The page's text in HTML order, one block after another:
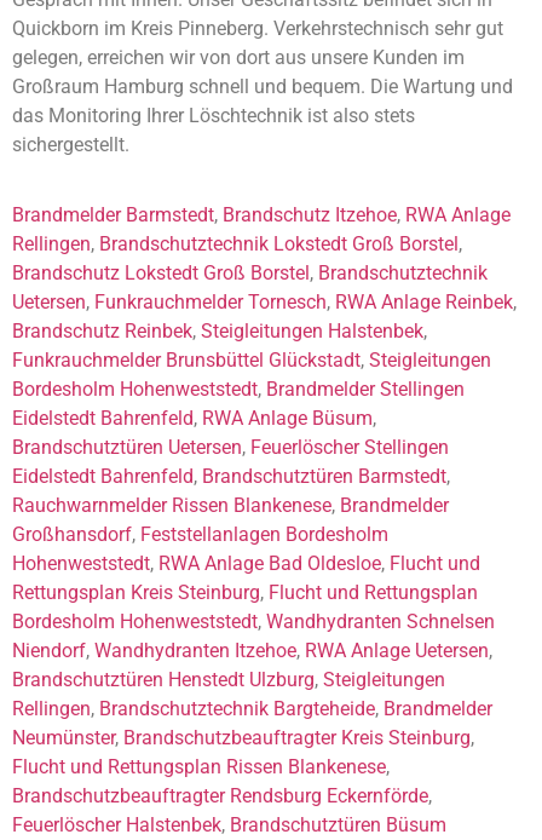
Quickborn im Kreis Pinneberg. Verkehrstechnisch sehr gut
gelegen, erreichen wir von dort aus unsere Kunden im
Großraum Hamburg schnell und bequem. Die Wartung und
das Monitoring Ihrer Löschtechnik ist also stets
sichergestellt.
Brandmelder Barmstedt, Brandschutz Itzehoe, RWA Anlage
Rellingen, Brandschutztechnik Lokstedt Groß Borstel,
Brandschutz Lokstedt Groß Borstel, Brandschutztechnik
Uetersen, Funkrauchmelder Tornesch, RWA Anlage Reinbek,
Brandschutz Reinbek, Steigleitungen Halstenbek,
Funkrauchmelder Brunsbüttel Glückstadt, Steigleitungen
Bordesholm Hohenweststedt, Brandmelder Stellingen
Eidelstedt Bahrenfeld, RWA Anlage Büsum,
Brandschutztüren Uetersen, Feuerlöscher Stellingen
Eidelstedt Bahrenfeld, Brandschutztüren Barmstedt,
Rauchwarnmelder Rissen Blankenese, Brandmelder
Großhansdorf, Feststellanlagen Bordesholm
Hohenweststedt, RWA Anlage Bad Oldesloe, Flucht und
Rettungsplan Kreis Steinburg, Flucht und Rettungsplan
Bordesholm Hohenweststedt, Wandhydranten Schnelsen
Niendorf, Wandhydranten Itzehoe, RWA Anlage Uetersen,
Brandschutztüren Henstedt Ulzburg, Steigleitungen
Rellingen, Brandschutztechnik Bargteheide, Brandmelder
Neumünster, Brandschutzbeauftragter Kreis Steinburg,
Flucht und Rettungsplan Rissen Blankenese,
Brandschutzbeauftragter Rendsburg Eckernförde,
Feuerlöscher Halstenbek, Brandschutztüren Büsum